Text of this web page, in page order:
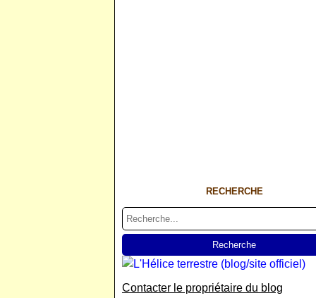
RECHERCHE
Contacter le propriétaire du blog